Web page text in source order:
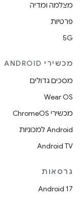
מצלמה ומדיה
פרטיות
5G
מכשירי ANDROID
מסכים גדולים
Wear OS
מכשירי ChromeOS
Android למכוניות
Android TV
גרסאות
Android 17